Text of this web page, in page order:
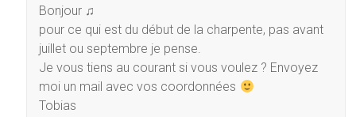
Bonjour ♫
pour ce qui est du début de la charpente, pas avant
juillet ou septembre je pense.
Je vous tiens au courant si vous voulez ? Envoyez
moi un mail avec vos coordonnées
Tobias